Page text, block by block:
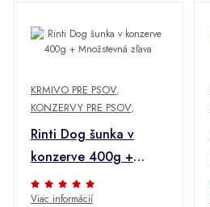
KRMIVO PRE PSOV,
KONZERVY PRE PSOV,
Rinti Dog šunka v
konzerve 400g +
Množstevná zľava
Viac informácií